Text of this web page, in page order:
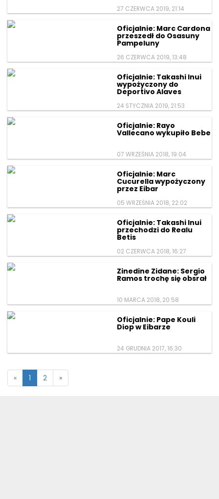
27 CZERWCA 2019, 21:14
Oficjalnie: Marc Cardona
przeszedł do Osasuny
Pampeluny
26 CZERWCA 2019, 13:48
Oficjalnie: Takashi Inui
wypożyczony do
Deportivo Alaves
24 STYCZNIA 2019, 21:53
Oficjalnie: Rayo
Vallecano wykupiło Bebe
07 WRZEŚNIA 2018, 19:04
Oficjalnie: Marc
Cucurella wypożyczony
przez Eibar
05 WRZEŚNIA 2018, 22:02
Oficjalnie: Takashi Inui
przechodzi do Realu
Betis
02 CZERWCA 2018, 16:27
Zinedine Zidane: Sergio
Ramos trochę się obsrał
10 MARCA 2018, 20:58
Oficjalnie: Pape Kouli
Diop w Eibarze
24 GRUDNIA 2017, 16:30
« 1 2 »